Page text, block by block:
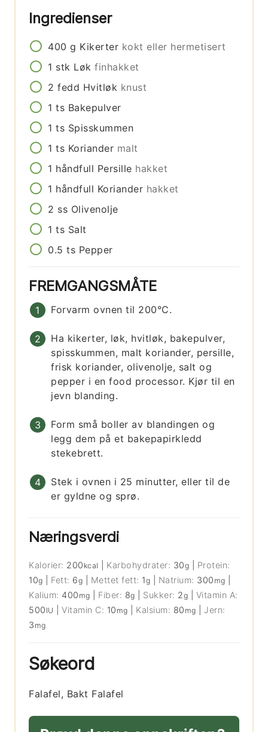
Ingredienser
400 g Kikerter kokt eller hermetisert
1 stk Løk finhakket
2 fedd Hvitløk knust
1 ts Bakepulver
1 ts Spisskummen
1 ts Koriander malt
1 håndfull Persille hakket
1 håndfull Koriander hakket
2 ss Olivenolje
1 ts Salt
0.5 ts Pepper
FREMGANGSMÅTE
Forvarm ovnen til 200°C.
Ha kikerter, løk, hvitløk, bakepulver,
spisskummen, malt koriander, persille,
frisk koriander, olivenolje, salt og
pepper i en food processor. Kjør til en
jevn blanding.
Form små boller av blandingen og
legg dem på et bakepapirkledd
stekebrett.
Stek i ovnen i 25 minutter, eller til de
er gyldne og sprø.
Næringsverdi
Kalorier: 200 kcal Karbohydrater: 30g
Protein:
10g Fett: 6g Mettet fett: 1g Natrium: 300 mg
Kalium: 400 mg Fiber: 8g Sukker: 2g
Vitamin A:
500 IU |Vitamin C: 10 mg Kalsium: 80 mg |Jern:
3 mg
Søkeord
Falafel, Bakt Falafel